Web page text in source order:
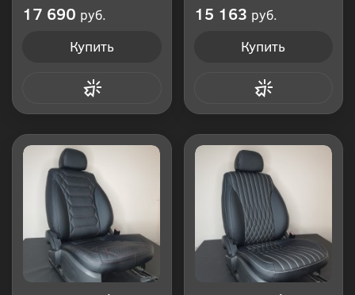
17 690 руб.
Купить
15 163 руб.
Купить